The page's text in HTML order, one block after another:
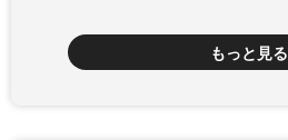
もっと見る